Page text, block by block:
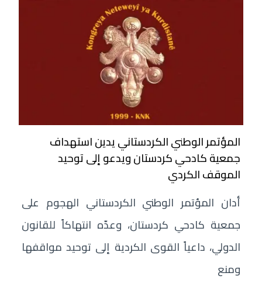
المؤتمر الوطني الكردستاني يدين استهداف
جمعية كادحي كردستان ويدعو إلى توحيد
الموقف الكردي
أدان المؤتمر الوطني الكردستاني الهجوم على
جمعية كادحي كردستان، وعدّه انتهاكاً للقانون
الدولي، داعياً القوى الكردية إلى توحيد مواقفها
ومنع